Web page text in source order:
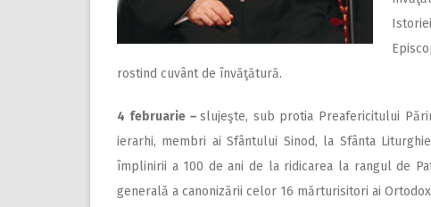
rostind cuvânt de învăţătură.
4 februarie –slujeşte, sub protia Preafericitului
ierarhi, membri ai Sfântului Sinod, la Sfânta
împlinirii a 100 de ani de la ridicarea la rangul de
generală a canonizării celor 16 mărturisitori ai